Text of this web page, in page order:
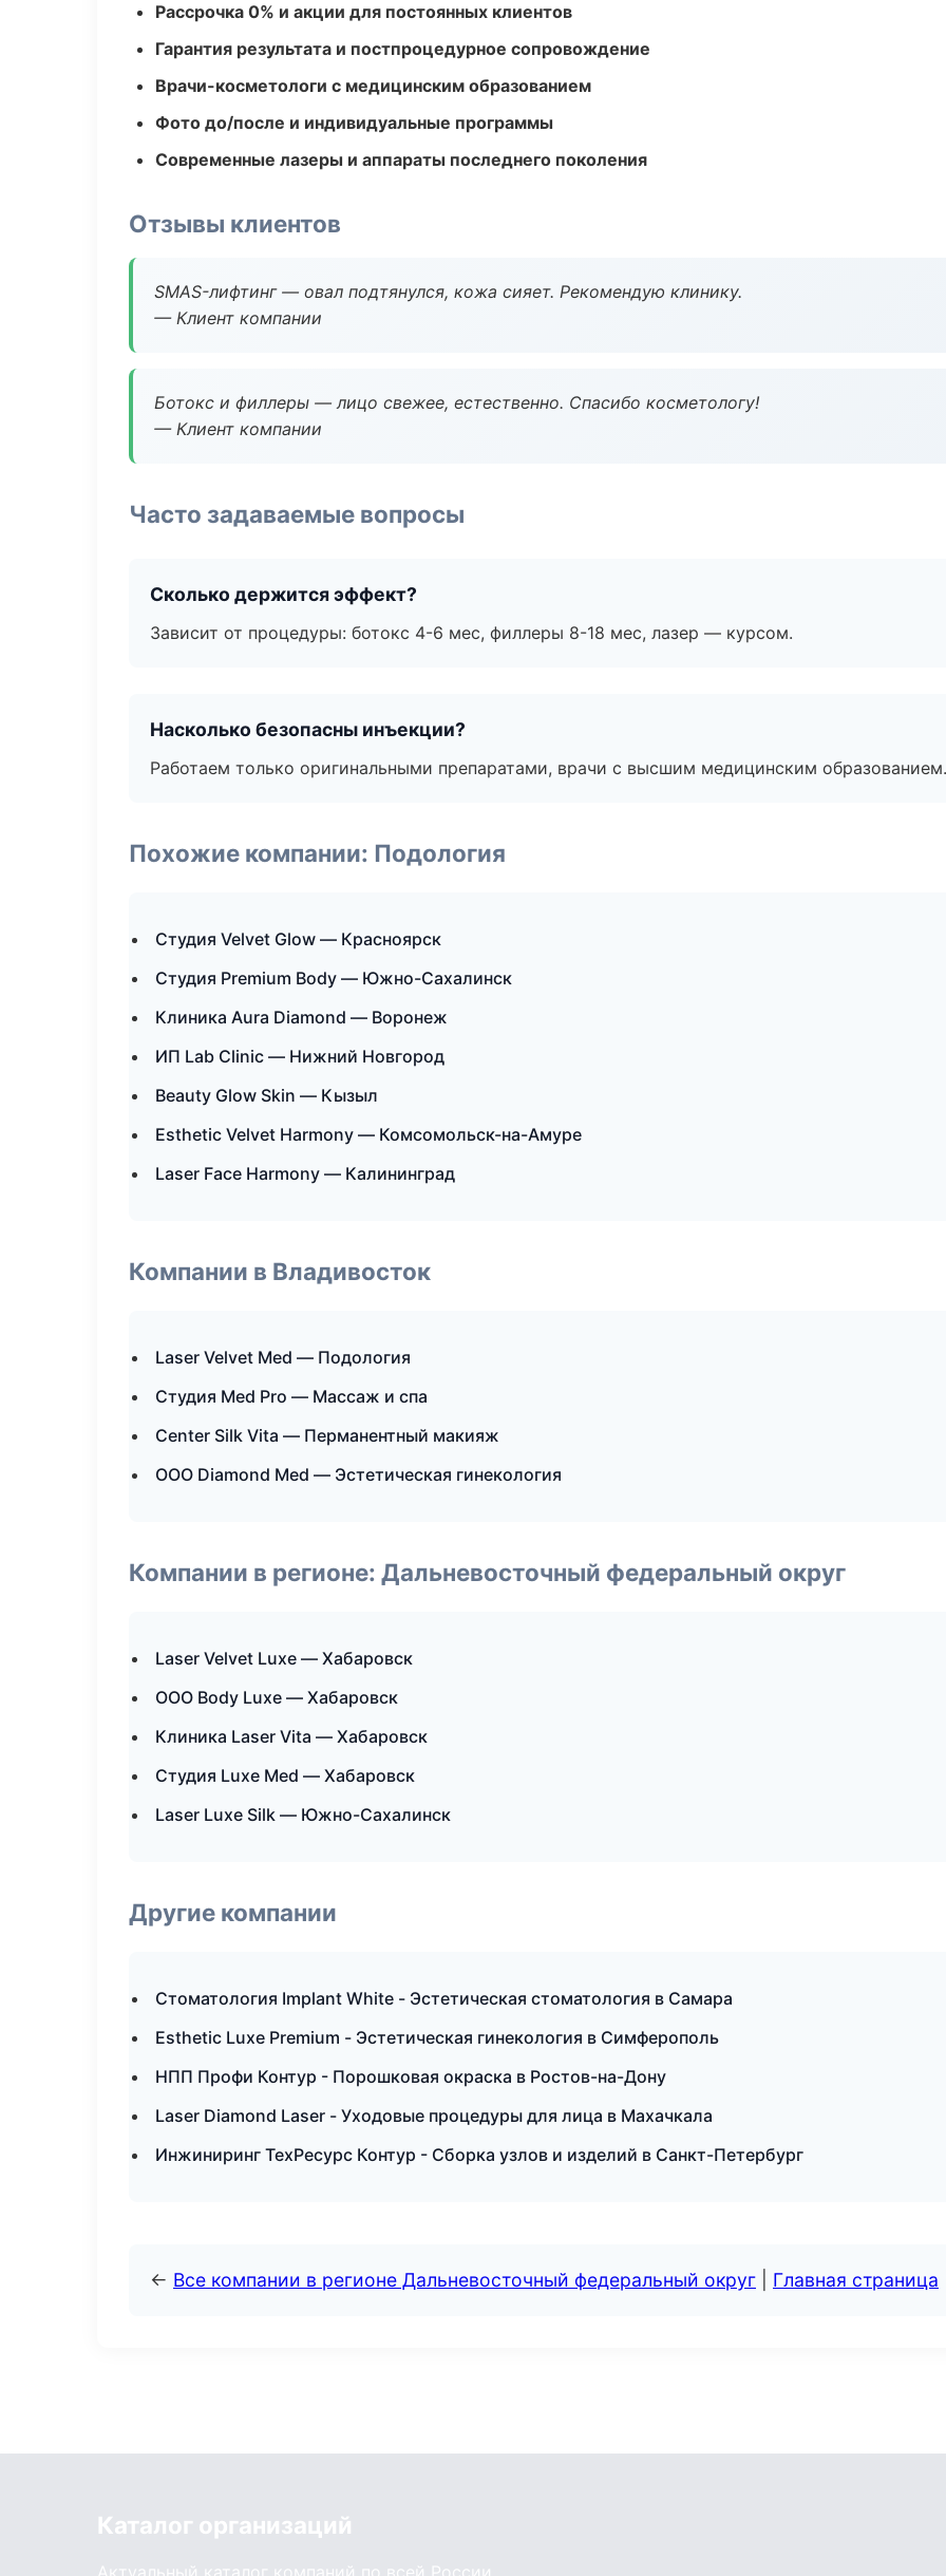
Рассрочка 0% и акции для постоянных клиентов
Гарантия результата и постпроцедурное сопровождение
Врачи-косметологи с медицинским образованием
Фото до/после и индивидуальные программы
Современные лазеры и аппараты последнего поколения
Отзывы клиентов
SMAS-лифтинг — овал подтянулся, кожа сияет. Рекомендую клинику.
— Клиент компании
Ботокс и филлеры — лицо свежее, естественно. Спасибо косметологу!
— Клиент компании
Часто задаваемые вопросы
Сколько держится эффект?
Зависит от процедуры: ботокс 4-6 мес, филлеры 8-18 мес, лазер — курсом.
Насколько безопасны инъекции?
Работаем только оригинальными препаратами, врачи с высшим медицинским образованием.
Похожие компании: Подология
Студия Velvet Glow — Красноярск
Студия Premium Body — Южно-Сахалинск
Клиника Aura Diamond — Воронеж
ИП Lab Clinic — Нижний Новгород
Beauty Glow Skin — Кызыл
Esthetic Velvet Harmony — Комсомольск-на-Амуре
Laser Face Harmony — Калининград
Компании в Владивосток
Laser Velvet Med — Подология
Студия Med Pro — Массаж и спа
Center Silk Vita — Перманентный макияж
ООО Diamond Med — Эстетическая гинекология
Компании в регионе: Дальневосточный федеральный округ
Laser Velvet Luxe — Хабаровск
ООО Body Luxe — Хабаровск
Клиника Laser Vita — Хабаровск
Студия Luxe Med — Хабаровск
Laser Luxe Silk — Южно-Сахалинск
Другие компании
Стоматология Implant White - Эстетическая стоматология в Самара
Esthetic Luxe Premium - Эстетическая гинекология в Симферополь
НПП Профи Контур - Порошковая окраска в Ростов-на-Дону
Laser Diamond Laser - Уходовые процедуры для лица в Махачкала
Инжиниринг ТехРесурс Контур - Сборка узлов и изделий в Санкт-Петербург
← Все компании в регионе Дальневосточный федеральный округ Главная страница
Каталог организаций
Актуальный каталог компаний по всей России